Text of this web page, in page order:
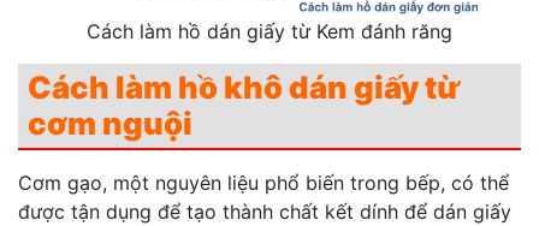
Cách làm hồ dán giấy từ Kem đánh răng
Cách làm hồ khô dán giấy từ
cơm nguội
Cơm gạo, một nguyên liệu phổ biến trong bếp, có thể
được tận dụng để tạo thành chất kết dính để dán giấy